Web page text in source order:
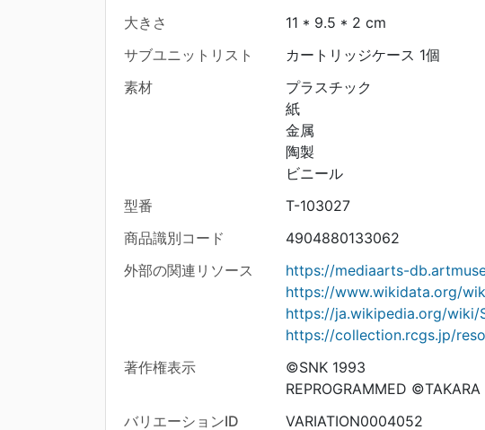
大きさ
11 * 9.5 * 2 cm
サブユニットリスト
カートリッジケース 1個
素材
プラスチック
紙
金属
陶製
ビニール
型番
T-103027
商品識別コード
4904880133062
外部の関連リソース
https://mediaarts-
https://www.wikidata.org/
https://ja.wikipedia.org/wiki/
https://collection.rcgs.jp/
著作権表示
©SNK 1993
REPROGRAMMED
バリエーションID
VARIATION0004052